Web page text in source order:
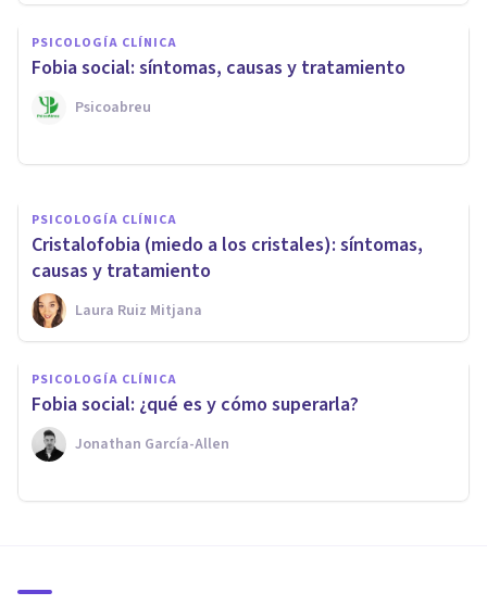
PSICOLOGÍA CLÍNICA
Fobia social: síntomas, causas y tratamiento
Psicoabreu
Las 7 comorbilidades de la
fobia social más importantes
PSICOLOGÍA CLÍNICA
Cristalofobia (miedo a los cristales): síntomas,
causas y tratamiento
Laura Ruiz Mitjana
PSICOLOGÍA CLÍNICA
Fobia social: ¿qué es y cómo superarla?
Jonathan García-Allen